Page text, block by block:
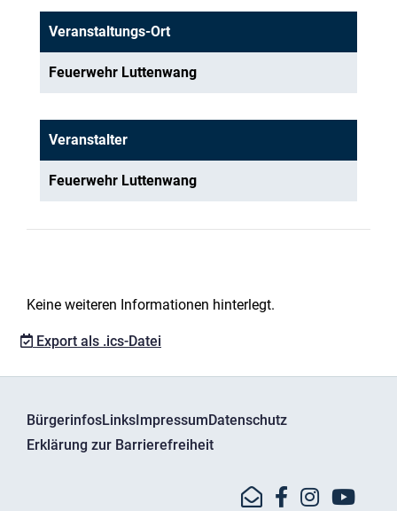
Veranstaltungs-Ort
Feuerwehr Luttenwang
Veranstalter
Feuerwehr Luttenwang
Keine weiteren Informationen hinterlegt.
Export als .ics-Datei
BürgerinfosLinksImpressumDatenschutz
Erklärung zur Barrierefreiheit